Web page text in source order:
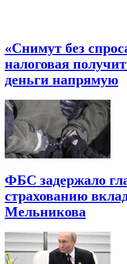
«Снимут без
налоговая
деньги напрямую
ФБС задержало
страхованию
Мельникова